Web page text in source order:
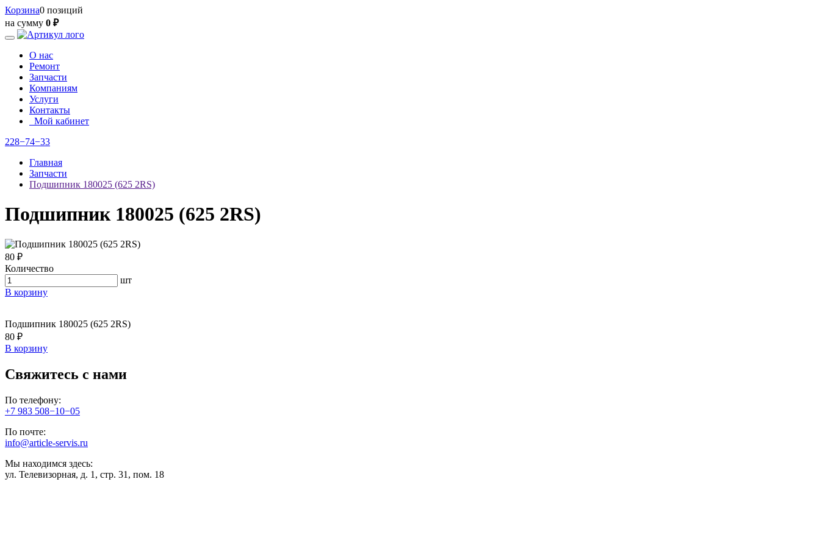
Корзина0 позиций
на сумму 0 ₽
О нас
Ремонт
Запчасти
Компаниям
Услуги
Контакты
Мой кабинет
228−74−33
Главная
Запчасти
Подшипник 180025 (625 2RS)
Подшипник 180025 (625 2RS)
80 ₽
Количество
шт
В корзину
Подшипник 180025 (625 2RS)
80 ₽
В корзину
Свяжитесь с нами
По телефону:
+7 983 508−10−05
По почте:
info@article-servis.ru
Мы находимся здесь:
ул. Телевизорная, д. 1, стр. 31, пом. 18